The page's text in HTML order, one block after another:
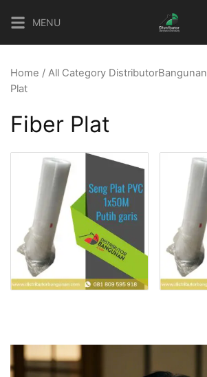
content
MENU
Home / All Category DistributorBangunan
Plat
Fiber Plat